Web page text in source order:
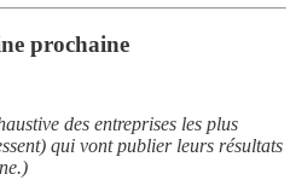
prochaine
des entreprises les plus
qui vont publier leurs résultats